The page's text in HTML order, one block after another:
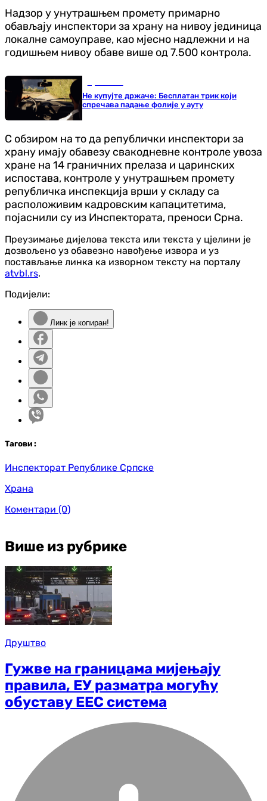
Надзор у унутрашњем промету примарно
обављају инспектори за храну на нивоу јединица
локалне самоуправе, као мјесно надлежни и на
годишњем нивоу обаве више од 7.500 контрола.
Не купујте држаче: Бесплатан трик који
спречава падање фолије у ауту
С обзиром на то да републички инспектори за
храну имају обавезу свакодневне контроле увоза
хране на 14 граничних прелаза и царинских
испостава, контроле у унутрашњем промету
републичка инспекција врши у складу са
расположивим кадровским капацитетима,
појаснили су из Инспектората, преноси Срна.
Преузимање дијелова текста или текста у цјелини је
дозвољено уз обавезно навођење извора и уз
постављање линка ка изворном тексту на порталу
atvbl.rs.
Подијели:
Линк је копиран!
Тагови :
Инспекторат Републике Српске
Храна
Коментари (0)
Више из рубрике
Друштво
Гужве на границама мијењају
правила, ЕУ разматра могућу
обуставу ЕЕС система